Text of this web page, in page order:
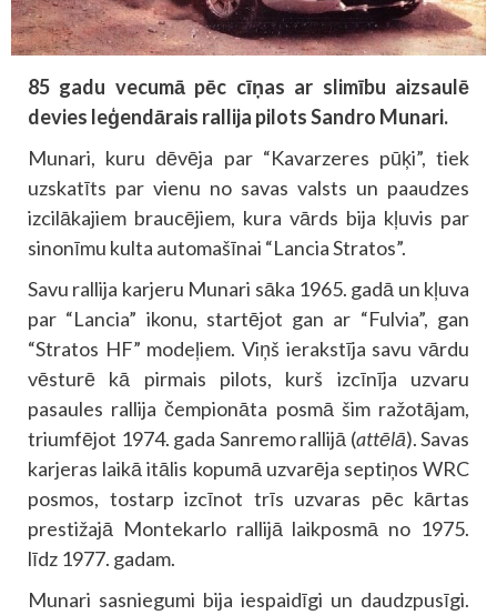
85 gadu vecumā pēc cīņas ar slimību aizsaulē
devies leģendārais rallija pilots Sandro Munari.
Munari, kuru dēvēja par “Kavarzeres pūķi”, tiek
uzskatīts par vienu no savas valsts un paaudzes
izcilākajiem braucējiem, kura vārds bija kļuvis par
sinonīmu kulta automašīnai “Lancia Stratos”.
Savu rallija karjeru Munari sāka 1965. gadā un kļuva
par “Lancia” ikonu, startējot gan ar “Fulvia”, gan
“Stratos HF” modeļiem. Viņš ierakstīja savu vārdu
vēsturē kā pirmais pilots, kurš izcīnīja uzvaru
pasaules rallija čempionāta posmā šim ražotājam,
triumfējot 1974. gada Sanremo rallijā (attēlā). Savas
karjeras laikā itālis kopumā uzvarēja septiņos WRC
posmos, tostarp izcīnot trīs uzvaras pēc kārtas
prestižajā Montekarlo rallijā laikposmā no 1975.
līdz 1977. gadam.
Munari sasniegumi bija iespaidīgi un daudzpusīgi.